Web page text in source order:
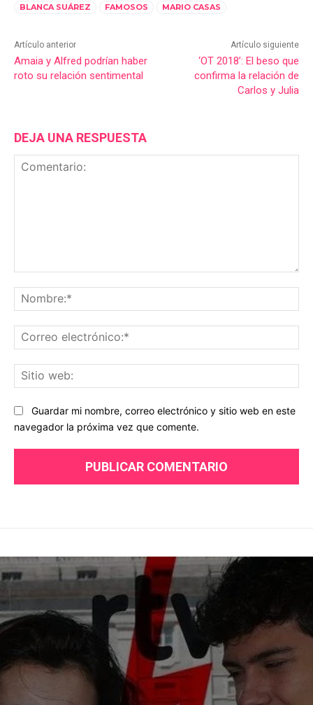
BLANCA SUÁREZ FAMOSOS MARIO CASAS
Artículo anterior
Amaia y Alfred podrían haber
roto su relación sentimental
Artículo siguiente
‘OT 2018’: El beso que
confirma la relación de
Carlos y Julia
DEJA UNA RESPUESTA
Guardar mi nombre, correo electrónico y sitio web en este
navegador la próxima vez que comente.